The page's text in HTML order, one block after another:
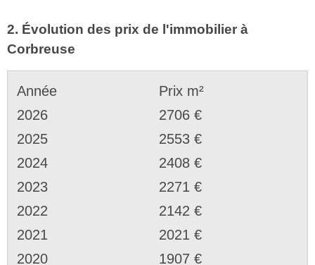
2. Évolution des prix de l'immobilier à
Corbreuse
Année
Prix m²
2026
2706 €
2025
2553 €
2024
2408 €
2023
2271 €
2022
2142 €
2021
2021 €
2020
1907 €